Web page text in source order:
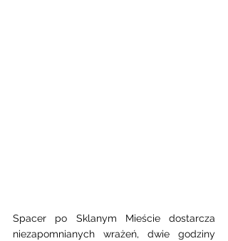
Spacer po Sklanym Mieście dostarcza
niezapomnianych wrażeń, dwie godziny